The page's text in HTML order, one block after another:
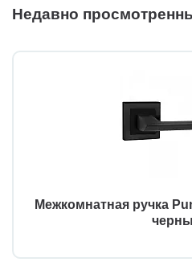
Недавно
Межкомнатная ручка